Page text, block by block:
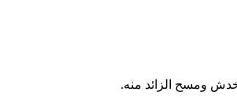
ومسح الزائد منه.